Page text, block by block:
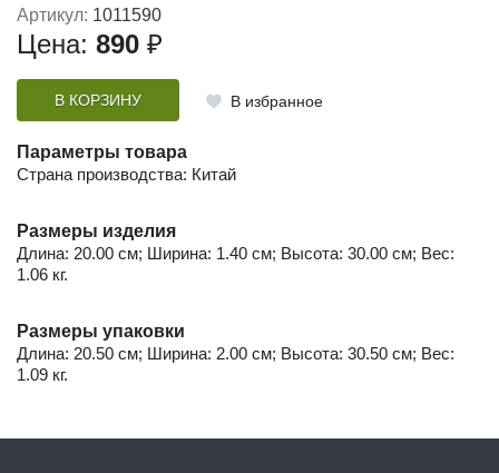
Артикул: 1011590
Цена: 890 ₽
В КОРЗИНУ В избранное
Параметры товара
Страна производства: Китай
Размеры изделия
Длина: 20.00 см; Ширина: 1.40 см; Высота: 30.00 см; Вес:
1.06 кг.
Размеры упаковки
Длина: 20.50 см; Ширина: 2.00 см; Высота: 30.50 см; Вес:
1.09 кг.